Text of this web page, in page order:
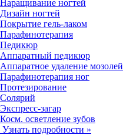
Наращивание ногтей
Дизайн ногтей
Покрытие гель-лаком
Парафинотерапия
Педикюр
Аппаратный педикюр
Аппаратное удаление мозолей
Парафинотерапия ног
Протезирование
Солярий
Экспресс-загар
Косм. осветление зубов
Узнать подробности »